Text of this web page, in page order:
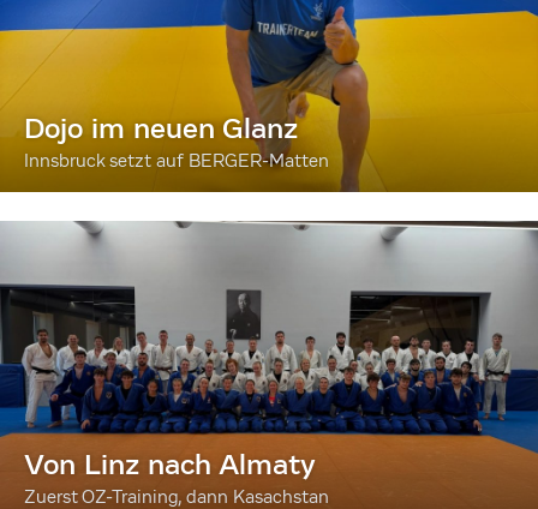
Dojo im neuen Glanz
Innsbruck setzt auf BERGER-Matten
Von Linz nach Almaty
Zuerst OZ-Training, dann Kasachstan